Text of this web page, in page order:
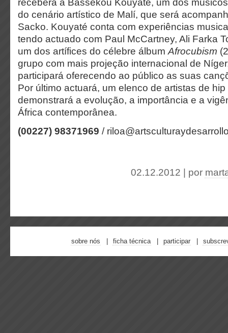
receberá a Bassekou Kouyaté, um dos
do cenário artístico de Malí, que será
Sacko. Kouyaté conta com experiências
tendo actuado com Paul McCartney, Ali Farka
um dos artífices do célebre álbum Afrocubism
grupo com mais projeção internacional de
participará oferecendo ao público as suas
Por último actuará, um elenco de artistas de
demonstrará a evolução, a importância e a
África contemporânea.
(00227) 98371969 /
02.12.2012 | por
sobre nós ficha técnica participar